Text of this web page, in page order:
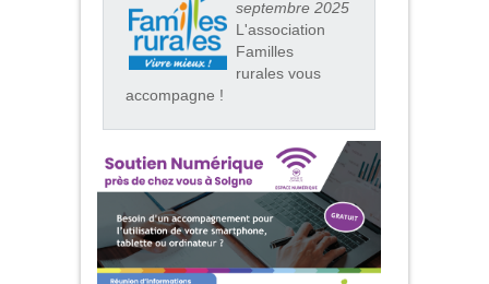
septembre 2025
L'association
Familles
rurales vous
accompagne !